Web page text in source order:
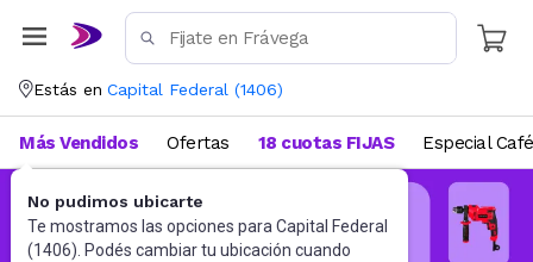
Estás en Capital Federal (1406)
No pudimos ubicarte
Te mostramos las opciones para Capital Federal
(1406). Podés cambiar tu ubicación cuando
Más Vendidos Ofertas 18 cuotas FIJAS Especial Café